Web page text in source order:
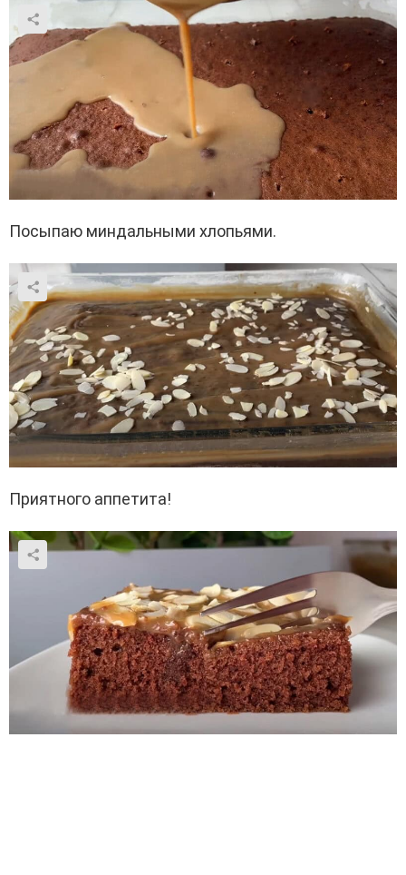
Посыпаю миндальными хлопьями.
Приятного аппетита!